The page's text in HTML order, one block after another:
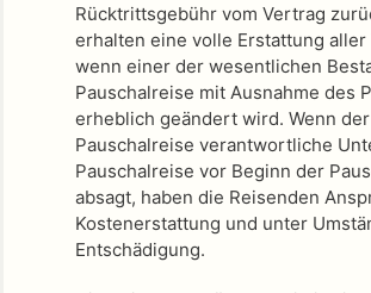
Rücktrittsgebühr vom Vertrag
erhalten eine volle Erstattung aller
wenn einer der wesentlichen
Pauschalreise mit Ausnahme des
erheblich geändert wird. Wenn
Pauschalreise verantwortliche
Pauschalreise vor Beginn der
absagt, haben die Reisenden
Kostenerstattung und unter
Entschädigung.